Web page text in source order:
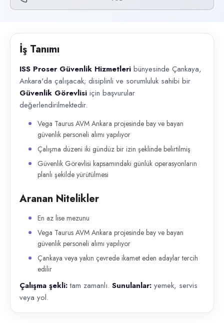
Başvuru kanalları
İlan açıklaması
İş Tanımı
ISS Proser Güvenlik Hizmetleri bünyesinde Çankaya,
Ankara'da çalışacak; disiplinli ve sorumluluk sahibi bir
Güvenlik Görevlisi için başvurular
değerlendirilmektedir.
Vega Taurus AVM Ankara projesinde bay ve bayan
güvenlik personeli alımı yapılıyor
Çalışma düzeni iki gündüz bir izin şeklinde belirtilmiş
Güvenlik Görevlisi kapsamındaki günlük operasyonların
planlı şekilde yürütülmesi
Aranan Nitelikler
En az lise mezunu
Vega Taurus AVM Ankara projesinde bay ve bayan
güvenlik personeli alımı yapılıyor
Çankaya veya yakın çevrede ikamet eden adaylar tercih
edilir
Çalışma şekli:tam zamanlı. Sunulanlar: yemek, servis
veya yol.